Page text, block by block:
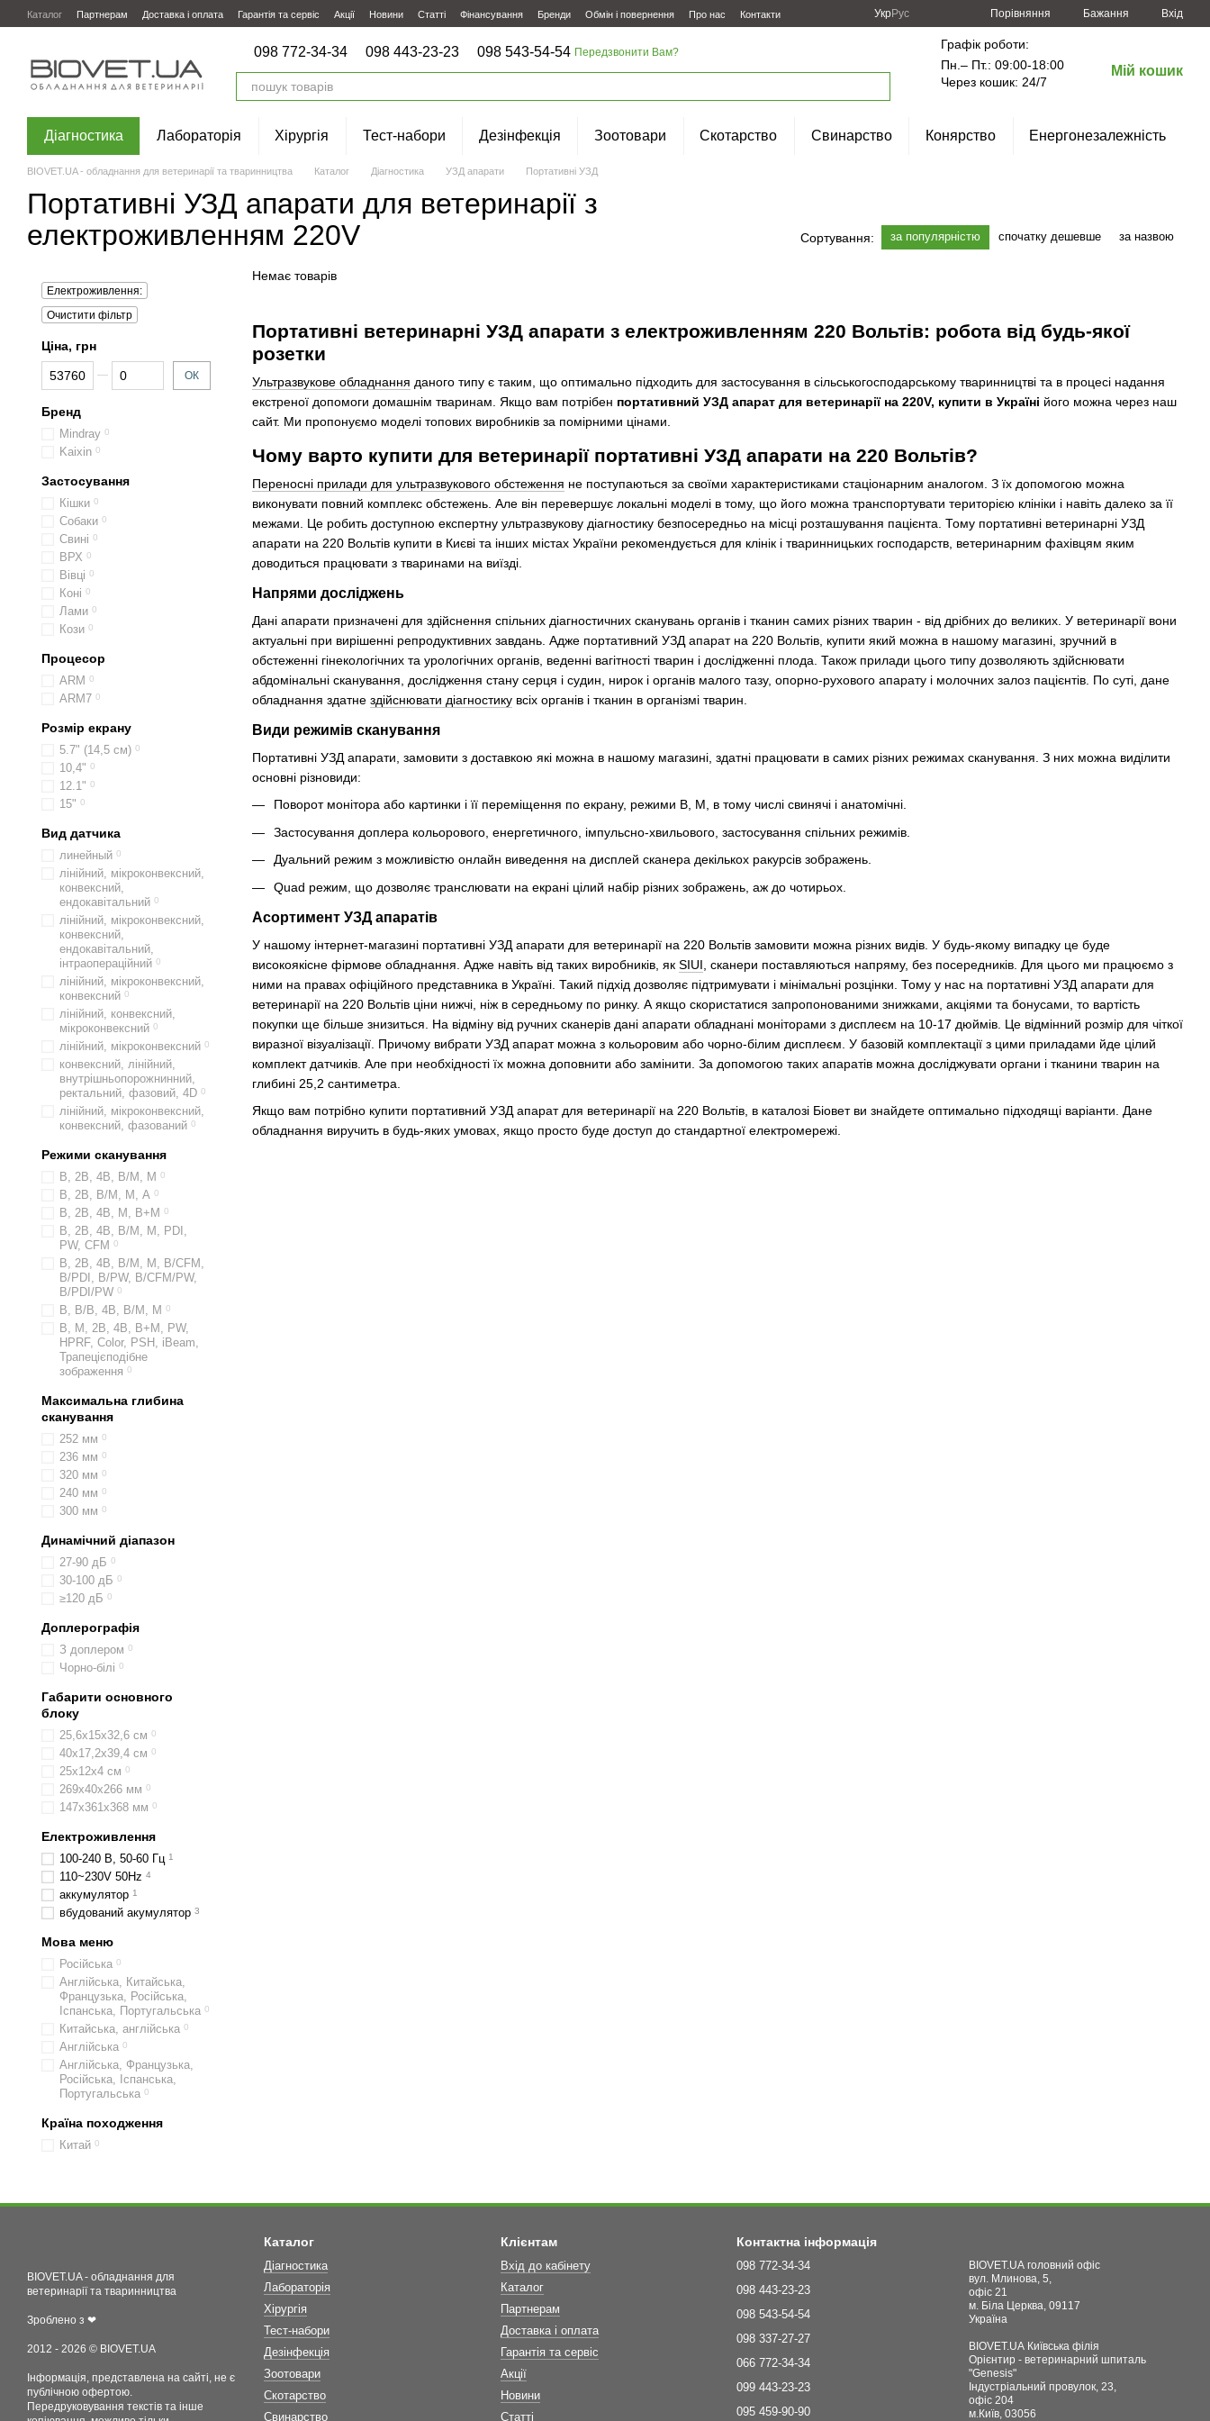
Перейти до основного контенту
Каталог Партнерам Доставка і оплата Гарантія та сервіс Акції Новини Статті Фінансування Бренди Обмін і повернення Про нас Контакти УкрРус Порівняння Бажання Вхід
098 772-34-34 098 443-23-23 098 543-54-54 Передзвонити Вам?
Графік роботи:
Пн.– Пт.: 09:00-18:00
Через кошик: 24/7
Мій кошик
Діагностика Лабораторія Хірургія Тест-набори Дезінфекція Зоотовари Скотарство Свинарство Конярство Енергонезалежність
BIOVET.UA - обладнання для ветеринарії та тваринництва Каталог Діагностика УЗД апарати Портативні УЗД
Портативні УЗД апарати для ветеринарії з
електроживленням 220V
Сортування: за популярністю спочатку дешевше за назвою
Портативні ветеринарні УЗД апарати з електроживленням 220 Вольтів: робота від будь-якої
розетки
Ультразвукове обладнання даного типу є таким, що оптимально підходить для застосування в сільськогосподарському тваринництві та в процесі надання
екстреної допомоги домашнім тваринам. Якщо вам потрібен портативний УЗД апарат для ветеринарії на 220V, купити в Україні його можна через наш
сайт. Ми пропонуємо моделі топових виробників за помірними цінами.
Чому варто купити для ветеринарії портативні УЗД апарати на 220 Вольтів?
Переносні прилади для ультразвукового обстеження не поступаються за своїми характеристиками стаціонарним аналогом. З їх допомогою можна
виконувати повний комплекс обстежень. Але він перевершує локальні моделі в тому, що його можна транспортувати територією клініки і навіть далеко за її
межами. Це робить доступною експертну ультразвукову діагностику безпосередньо на місці розташування пацієнта. Тому портативні ветеринарні УЗД
апарати на 220 Вольтів купити в Києві та інших містах України рекомендується для клінік і тваринницьких господарств, ветеринарним фахівцям яким
доводиться працювати з тваринами на виїзді.
Напрями досліджень
Дані апарати призначені для здійснення спільних діагностичних сканувань органів і тканин самих різних тварин - від дрібних до великих. У ветеринарії вони
актуальні при вирішенні репродуктивних завдань. Адже портативний УЗД апарат на 220 Вольтів, купити який можна в нашому магазині, зручний в
обстеженні гінекологічних та урологічних органів, веденні вагітності тварин і дослідженні плода. Також прилади цього типу дозволяють здійснювати
абдомінальні сканування, дослідження стану серця і судин, нирок і органів малого тазу, опорно-рухового апарату і молочних залоз пацієнтів. По суті, дане
обладнання здатне здійснювати діагностику всіх органів і тканин в організмі тварин.
Види режимів сканування
Портативні УЗД апарати, замовити з доставкою які можна в нашому магазині, здатні працювати в самих різних режимах сканування. З них можна виділити
основні різновиди:
Поворот монітора або картинки і її переміщення по екрану, режими В, М, в тому числі свинячі і анатомічні.
Застосування доплера кольорового, енергетичного, імпульсно-хвильового, застосування спільних режимів.
Дуальний режим з можливістю онлайн виведення на дисплей сканера декількох ракурсів зображень.
Quad режим, що дозволяє транслювати на екрані цілий набір різних зображень, аж до чотирьох.
Асортимент УЗД апаратів
У нашому інтернет-магазині портативні УЗД апарати для ветеринарії на 220 Вольтів замовити можна різних видів. У будь-якому випадку це буде
високоякісне фірмове обладнання. Адже навіть від таких виробників, як SIUI , сканери поставляються напряму, без посередників. Для цього ми працюємо з
ними на правах офіційного представника в Україні. Такий підхід дозволяє підтримувати і мінімальні розцінки. Тому у нас на портативні УЗД апарати для
ветеринарії на 220 Вольтів ціни нижчі, ніж в середньому по ринку. А якщо скористатися запропонованими знижками, акціями та бонусами, то вартість
покупки ще більше знизиться. На відміну від ручних сканерів дані апарати обладнані моніторами з дисплеєм на 10-17 дюймів. Це відмінний розмір для чіткої
виразної візуалізації. Причому вибрати УЗД апарат можна з кольоровим або чорно-білим дисплеєм. У базовій комплектації з цими приладами йде цілий
комплект датчиків. Але при необхідності їх можна доповнити або замінити. За допомогою таких апаратів можна досліджувати органи і тканини тварин на
глибині 25,2 сантиметра.
Якщо вам потрібно купити портативний УЗД апарат для ветеринарії на 220 Вольтів, в каталозі Біовет ви знайдете оптимально підходящі варіанти. Дане
обладнання виручить в будь-яких умовах, якщо просто буде доступ до стандартної електромережі.
Немає товарів
Електроживлення:
Очистити фільтр
Ціна, грн
Від Ціна, грн
До Ціна, грн ОК
Бренд
Mindray 0
Kaixin 0
Застосування
Кішки 0
Собаки 0
Свині 0
ВРХ 0
Вівці 0
Коні 0
Лами 0
Кози 0
Процесор
ARM 0
ARM7 0
Розмір екрану
5.7" (14,5 см) 0
10,4" 0
12.1" 0
15" 0
Вид датчика
линейный 0
лінійний, мікроконвексний,
конвексний,
ендокавітальний 0
лінійний, мікроконвексний,
конвексний,
ендокавітальний,
інтраопераційний 0
лінійний, мікроконвексний,
конвексний 0
лінійний, конвексний,
мікроконвексний 0
лінійний, мікроконвексний 0
конвексний, лінійний,
внутрішньопорожнинний,
ректальний, фазовий, 4D 0
лінійний, мікроконвексний,
конвексний, фазований 0
Режими сканування
B, 2B, 4B, B/M, M 0
B, 2B, B/M, M, А 0
B, 2B, 4B, M, B+M 0
B, 2B, 4B, B/M, M, PDI,
PW, CFM 0
B, 2B, 4B, B/M, M, B/CFM,
B/PDI, B/PW, B/CFM/PW,
B/PDI/PW 0
В, В/В, 4В, В/М, М 0
B, M, 2B, 4B, B+M, PW,
HPRF, Color, PSH, iBeam,
Трапецієподібне
зображення 0
Максимальна глибина
сканування
252 мм 0
236 мм 0
320 мм 0
240 мм 0
300 мм 0
Динамічний діапазон
27-90 дБ 0
30-100 дБ 0
≥120 дБ 0
Доплерографія
З доплером 0
Чорно-білі 0
Габарити основного
блоку
25,6х15х32,6 см 0
40х17,2х39,4 см 0
25x12x4 см 0
269х40х266 мм 0
147х361х368 мм 0
Електроживлення
100-240 В, 50-60 Гц 1
110~230V 50Hz 4
аккумулятор 1
вбудований акумулятор 3
Мова меню
Російська 0
Англійська, Китайська,
Французька, Російська,
Іспанська, Португальська 0
Китайська, англійська 0
Англійська 0
Англійська, Французька,
Російська, Іспанська,
Португальська 0
Країна походження
Китай 0
BIOVET.UA - обладнання для
ветеринарії та тваринництва
Зроблено з ❤
2012 - 2026 © BIOVET.UA
Інформація, представлена на сайті, не є
публічною офертою.
Передруковування текстів та інше
Каталог
Діагностика
Лабораторія
Хірургія
Тест-набори
Дезінфекція
Зоотовари
Скотарство
Свинарство
Клієнтам
Вхід до кабінету
Каталог
Партнерам
Доставка і оплата
Гарантія та сервіс
Акції
Новини
Статті
Контактна інформація
098 772-34-34
098 443-23-23
098 543-54-54
098 337-27-27
066 772-34-34
099 443-23-23
095 459-90-90
BIOVET.UA головний офіс
вул. Млинова, 5,
офіс 21
м. Біла Церква, 09117
Україна
BIOVET.UA Київська філія
Орієнтир - ветеринарний шпиталь
"Genesis"
Індустріальний провулок, 23,
офіс 204
м.Київ, 03056